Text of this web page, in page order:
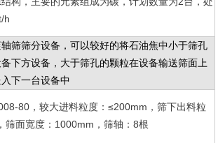
h
筛筛分设备，可以较好的将石油焦中小于筛孔
下方设备，大于筛孔的颗粒在设备输送筛面上
下一台设备中
80， 较大进料粒度：≤200mm，筛下出料粒
筛面宽度：1000mm，筛轴：8根